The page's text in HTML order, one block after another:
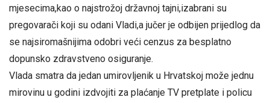
mjesecima,kao o najstrožoj državnoj tajni,izabrani su
pregovarači koji su odani Vladi,a jučer je odbijen prijedlog da
se najsiromašnijima odobri veći cenzus za besplatno
dopunsko zdravstveno osiguranje.
Vlada smatra da jedan umirovljenik u Hrvatskoj može jednu
mirovinu u godini izdvojiti za plaćanje TV pretplate i policu